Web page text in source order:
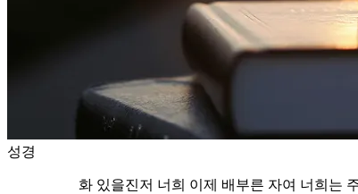
성경
화 있을진저 너희 이제 배부른 자여 너희는